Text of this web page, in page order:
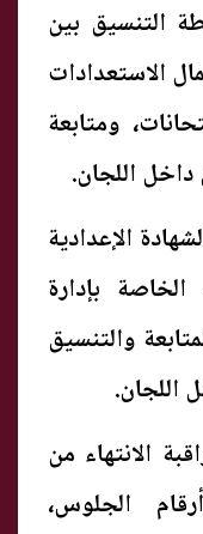
التنسيق بين
الاستعدادات
ومتابعة
داخل اللجان.
الإعدادية
بإدارة
والتنسيق
اللجان.
الانتهاء من
الجلوس،